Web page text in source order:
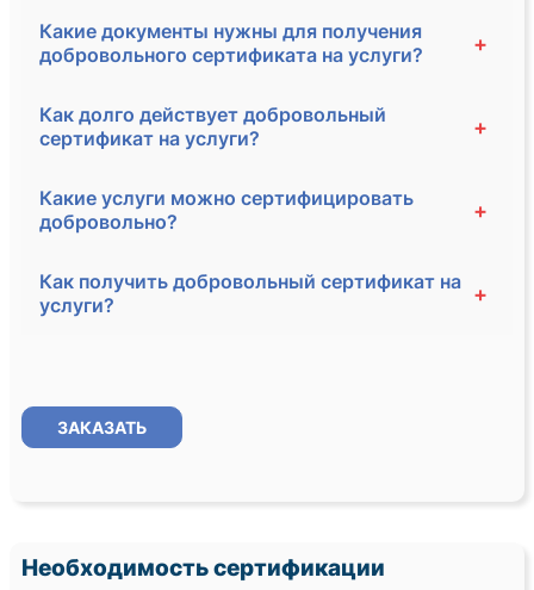
Какие документы нужны для получения
добровольного сертификата на услуги?
+
Как долго действует добровольный
сертификат на услуги?
+
Какие услуги можно сертифицировать
добровольно?
+
Как получить добровольный сертификат на
услуги?
+
ЗАКАЗАТЬ
Необходимость сертификации